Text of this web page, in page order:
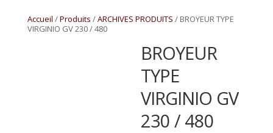
Accueil /Produits /ARCHIVES PRODUITS / BROYEUR TYPE
VIRGINIO GV 230 / 480
BROYEUR
TYPE
VIRGINIO GV
230 / 480